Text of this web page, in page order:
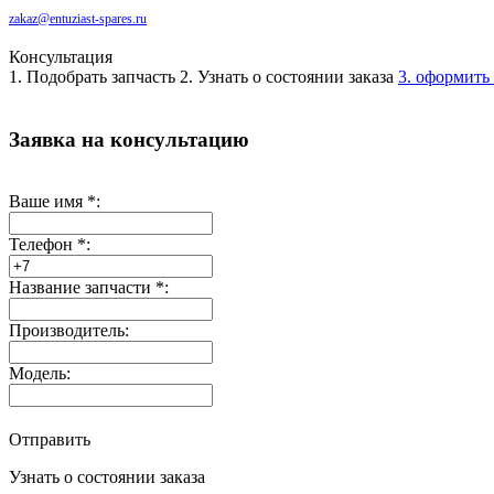
zakaz@entuziast-spares.ru
Консультация
1. Подобрать запчасть 2. Узнать о состоянии заказа 3. оформить
Заявка на консультацию
Ваше имя *:
Телефон *:
Название запчасти *:
Производитель:
Модель:
Отправить
Узнать о состоянии заказа